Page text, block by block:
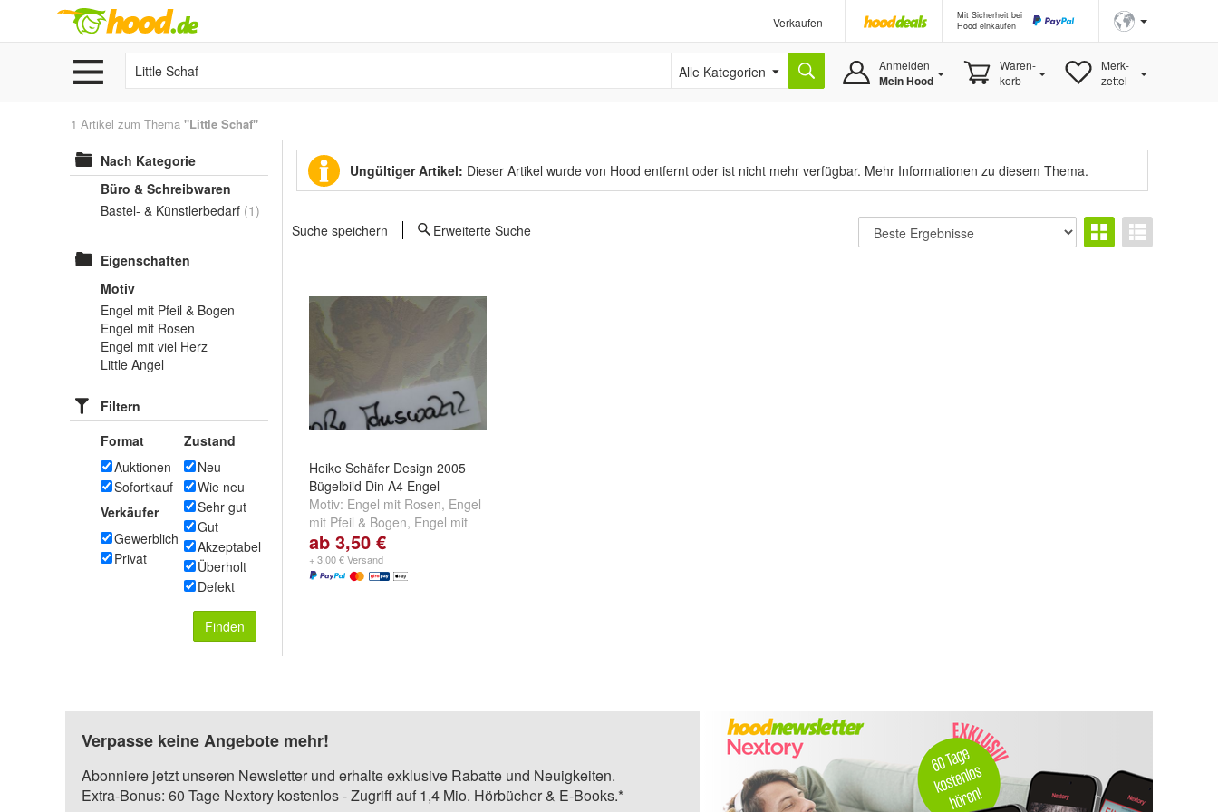
Verkaufen
Mit Sicherheit bei
Hood einkaufen
Alle Kategorien Anmelden
Mein Hood
Waren-
korb
Merk-
zettel
1 Artikel zum Thema "Little Schaf"
Nach Kategorie
Büro & Schreibwaren
Bastel- & Künstlerbedarf (1)
Eigenschaften
Motiv
Engel mit Pfeil & Bogen
Engel mit Rosen
Engel mit viel Herz
Little Angel
Filtern
Format
Auktionen
Sofortkauf
Verkäufer
Gewerblich
Privat
Zustand
Neu
Wie neu
Sehr gut
Gut
Akzeptabel
Überholt
Defekt
Finden
Ungültiger Artikel: Dieser Artikel wurde von Hood entfernt oder ist nicht mehr verfügbar. Mehr Informationen zu diesem Thema.
Suche speichern Erweiterte Suche
Heike Schäfer Design 2005
Bügelbild Din A4 Engel
Motiv: Engel mit Rosen, Engel
mit Pfeil & Bogen, Engel mit
viel Herzund
ab 3,50 €
+ 3,00 € Versand
Verpasse keine Angebote mehr!
Abonniere jetzt unseren Newsletter und erhalte exklusive Rabatte und Neuigkeiten.
Extra-Bonus: 60 Tage Nextory kostenlos - Zugriff auf 1,4 Mio. Hörbücher & E-Books.*